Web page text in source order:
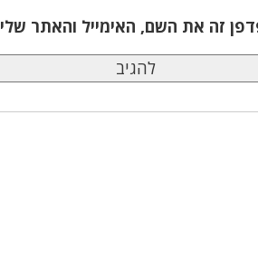
זה את השם, האימייל והאתר